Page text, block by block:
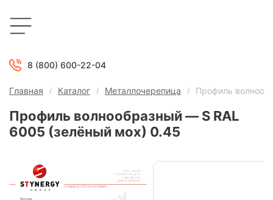
8 (800) 600-22-04
Главная Каталог Металлочерепица Профиль
Профиль волнообразный — S RAL
6005 (зелёный мох) 0.45